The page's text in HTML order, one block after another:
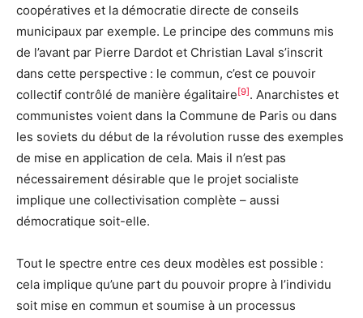
coopératives et la démocratie directe de conseils
municipaux par exemple. Le principe des communs mis
de l’avant par Pierre Dardot et Christian Laval s’inscrit
dans cette perspective : le commun, c’est ce pouvoir
collectif contrôlé de manière égalitaire[9]. Anarchistes et
communistes voient dans la Commune de Paris ou dans
les soviets du début de la révolution russe des exemples
de mise en application de cela. Mais il n’est pas
nécessairement désirable que le projet socialiste
implique une collectivisation complète – aussi
démocratique soit-elle.
Tout le spectre entre ces deux modèles est possible :
cela implique qu’une part du pouvoir propre à l’individu
soit mise en commun et soumise à un processus